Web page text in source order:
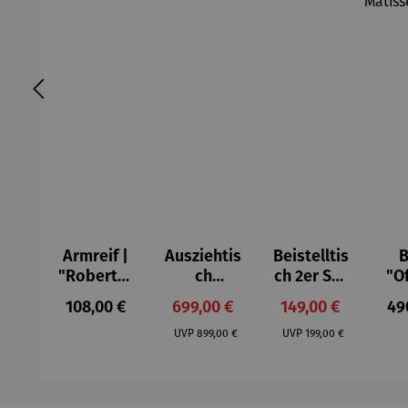
Armreif |
"Roberta"
– Anna
Mütz
Regulärer Preis:
108,00 €
Ausziehtis
ch
Aluminium
– Valor
Verkaufspreis:
699,00 €
UVP Regulärer Preis:
899,00 €
Beistelltis
ch 2er Set
– Dalias
Verkaufspreis:
149,00 €
UVP Regulärer Preis:
199,00 €